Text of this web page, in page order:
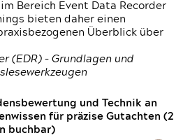
Bereich Event Data Recorder
bieten daher einen
Überblick über
(EDR) – Grundlagen und
und Technik an
für präzise Gutachten (2
buchbar)